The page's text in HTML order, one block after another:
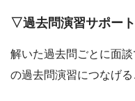
▽過去問演習サポート
解いた過去問ごとに面
の過去問演習につなげる